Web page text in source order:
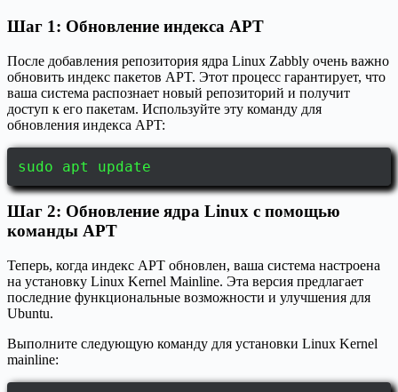
Шаг 1: Обновление индекса APT
После добавления репозитория ядра Linux Zabbly очень важно
обновить индекс пакетов APT. Этот процесс гарантирует, что
ваша система распознает новый репозиторий и получит
доступ к его пакетам. Используйте эту команду для
обновления индекса APT:
sudo apt update
Шаг 2: Обновление ядра Linux с помощью
команды APT
Теперь, когда индекс APT обновлен, ваша система настроена
на установку Linux Kernel Mainline. Эта версия предлагает
последние функциональные возможности и улучшения для
Ubuntu.
Выполните следующую команду для установки Linux Kernel
mainline: